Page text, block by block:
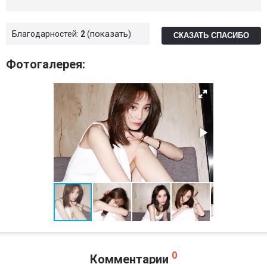
Благодарностей: 2 показать СКАЗАТЬ СПАСИБО
Фотогалерея:
Комментарии 0